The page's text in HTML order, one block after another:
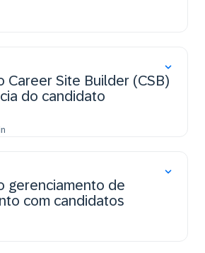
Career Site Builder (CSB)
do candidato
gerenciamento de
com candidatos